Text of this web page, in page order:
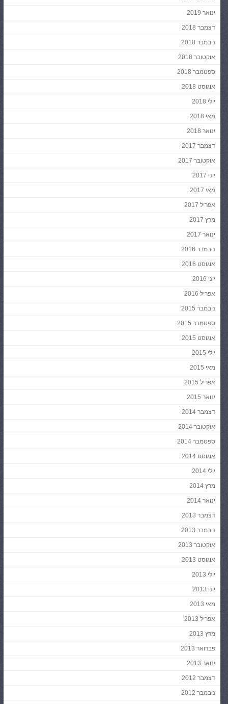
ינואר 2019
דצמבר 2018
נובמבר 2018
אוקטובר 2018
ספטמבר 2018
אוגוסט 2018
יולי 2018
מאי 2018
ינואר 2018
דצמבר 2017
אוקטובר 2017
יוני 2017
מאי 2017
אפריל 2017
מרץ 2017
ינואר 2017
נובמבר 2016
אוגוסט 2016
יוני 2016
אפריל 2016
נובמבר 2015
ספטמבר 2015
אוגוסט 2015
יולי 2015
מאי 2015
אפריל 2015
ינואר 2015
דצמבר 2014
אוקטובר 2014
ספטמבר 2014
אוגוסט 2014
יולי 2014
מרץ 2014
ינואר 2014
דצמבר 2013
נובמבר 2013
אוקטובר 2013
אוגוסט 2013
יולי 2013
יוני 2013
מאי 2013
אפריל 2013
מרץ 2013
פברואר 2013
ינואר 2013
דצמבר 2012
נובמבר 2012